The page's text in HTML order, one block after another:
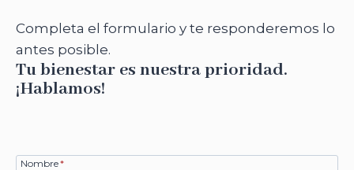
Completa el formulario y te responderemos lo
antes posible.
Tu bienestar es nuestra prioridad.
¡Hablamos!
Nombre*